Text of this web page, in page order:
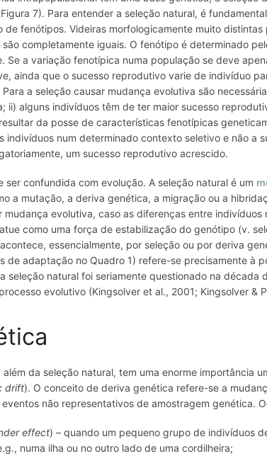
7). Para entender a seleção natural, é
de fenótipos. Videiras morfologicamente muito
completamente iguais. O fenótipo é determinado
Se a variação fenotípica numa população se deve
ainda que o sucesso reprodutivo varie de indivíduo
a seleção causar mudança evolutiva são
ii) alguns indivíduos têm de ter maior sucesso
da posse de características fenotípicas
indivíduos num determinado contexto seletivo e não a
um sucesso reprodutivo acrescido.
ser confundida com evolução. A seleção natural é um
a mutação, a deriva genética, a migração ou a
evolutiva, caso as diferenças entre
como uma força de estabilização do genótipo (v.
essencialmente, por seleção ou por deriva
de adaptação no Quadro 1) refere-se precisamente à
seleção natural foi seriamente questionado na década
evolutivo (Kingsolver et al., 2001; Kingsolver &
da seleção natural, tem uma enorme importância
drift). O conceito de deriva genética refere-se a
não representativos de amostragem genética.
effect) – quando um pequeno grupo de indivíduos
, numa ilha ou no outro lado de uma cordilheira;